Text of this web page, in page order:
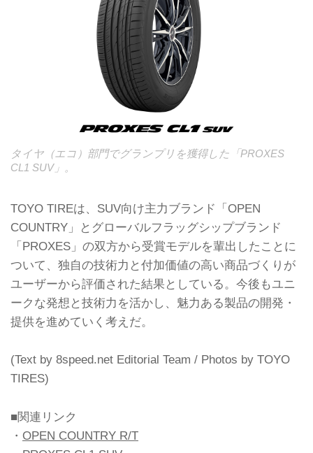
タイヤ（エコ）部門でグランプリを獲得した「PROXES
CL1 SUV」。
TOYO TIREは、SUV向け主力ブランド「OPEN
COUNTRY」とグローバルフラッグシップブランド
「PROXES」の双方から受賞モデルを輩出したことに
ついて、独自の技術力と付加価値の高い商品づくりが
ユーザーから評価された結果としている。今後もユニ
ークな発想と技術力を活かし、魅力ある製品の開発・
提供を進めていく考えだ。
(Text by 8speed.net Editorial Team / Photos by TOYO
TIRES)
■関連リンク
・ OPEN COUNTRY R/T